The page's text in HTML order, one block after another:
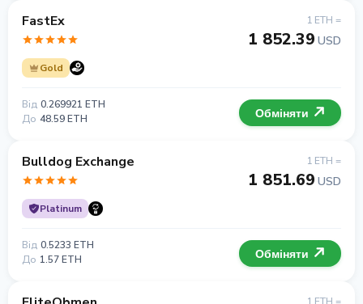
FastEx
Gold
1 ETH =
1 852.39 USD
Від 0.269921 ETH
До 48.59 ETH Обміняти
Bulldog Exchange
Platinum
1 ETH =
1 851.69 USD
Від 0.5233 ETH
До 1.57 ETH Обміняти